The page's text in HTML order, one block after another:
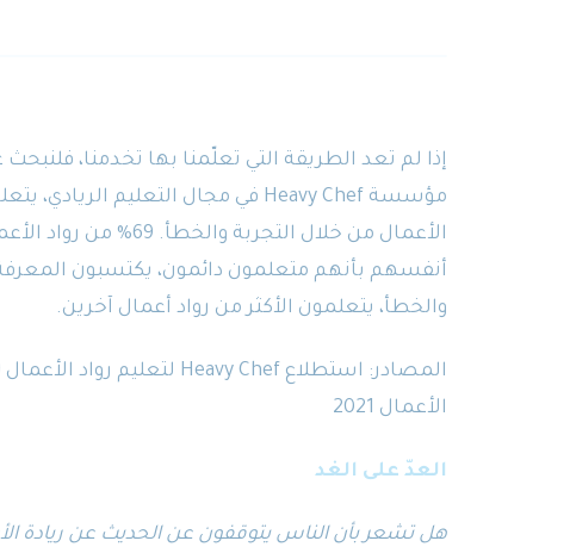
إذا لم تعد الطريقة التي تعلّمنا بها تخدمنا،
الأعمال من خلال
والخطأ، يتعلمون الأكثر من رواد أعمال آخرين.
المصادر: استطلاع Heavy Chef لتعليم رواد الأعمال 2019
الأعمال 2021
العدّ على الغد
هل تشعر بأن الناس يتوقفون عن الحديث عن ريادة